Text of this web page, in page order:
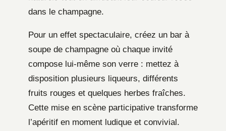
dans le champagne.
Pour un effet spectaculaire, créez un bar à
soupe de champagne où chaque invité
compose lui-même son verre : mettez à
disposition plusieurs liqueurs, différents
fruits rouges et quelques herbes fraîches.
Cette mise en scène participative transforme
l’apéritif en moment ludique et convivial.